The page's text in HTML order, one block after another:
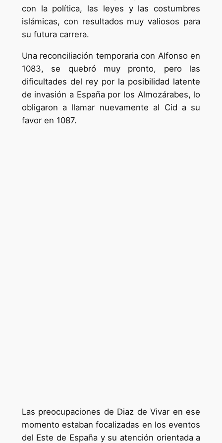
con la política, las leyes y las costumbres
islámicas, con resultados muy valiosos para
su futura carrera.
Una reconciliación temporaria con Alfonso en
1083, se quebró muy pronto, pero las
dificultades del rey por la posibilidad latente
de invasión a España por los Almozárabes, lo
obligaron a llamar nuevamente al Cid a su
favor en 1087.
Las preocupaciones de Diaz de Vivar en ese
momento estaban focalizadas en los eventos
del Este de España y su atención orientada a